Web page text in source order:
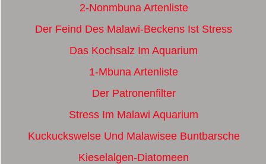
2-Nonmbuna Artenliste
Der Feind Des Malawi-Beckens Ist Stress
Das Kochsalz Im Aquarium
1-Mbuna Artenliste
Der Patronenfilter
Stress Im Malawi Aquarium
Kuckuckswelse Und Malawisee Buntbarsche
Kieselalgen-Diatomeen